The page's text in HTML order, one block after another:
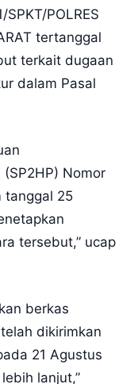
POLRES
tertanggal
terkait dugaan
dalam Pasal
Nomor
tanggal 25
tersebut,” ucap
berkas
dikirimkan
21 Agustus
lanjut,”